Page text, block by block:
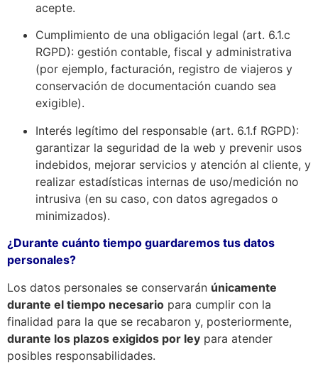
acepte.
Cumplimiento de una obligación legal (art. 6.1.c
RGPD): gestión contable, fiscal y administrativa
(por ejemplo, facturación, registro de viajeros y
conservación de documentación cuando sea
exigible).
Interés legítimo del responsable (art. 6.1.f RGPD):
garantizar la seguridad de la web y prevenir usos
indebidos, mejorar servicios y atención al cliente, y
realizar estadísticas internas de uso/medición no
intrusiva (en su caso, con datos agregados o
minimizados).
¿Durante cuánto tiempo guardaremos tus datos
personales?
Los datos personales se conservarán únicamente
durante el tiempo necesario para cumplir con la
finalidad para la que se recabaron y, posteriormente,
durante los plazos exigidos por ley para atender
posibles responsabilidades.